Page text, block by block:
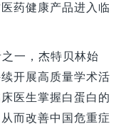
药健康产品进入临
一，杰特贝林始
开展高质量学术活
医生掌握白蛋白的
而改善中国危重症